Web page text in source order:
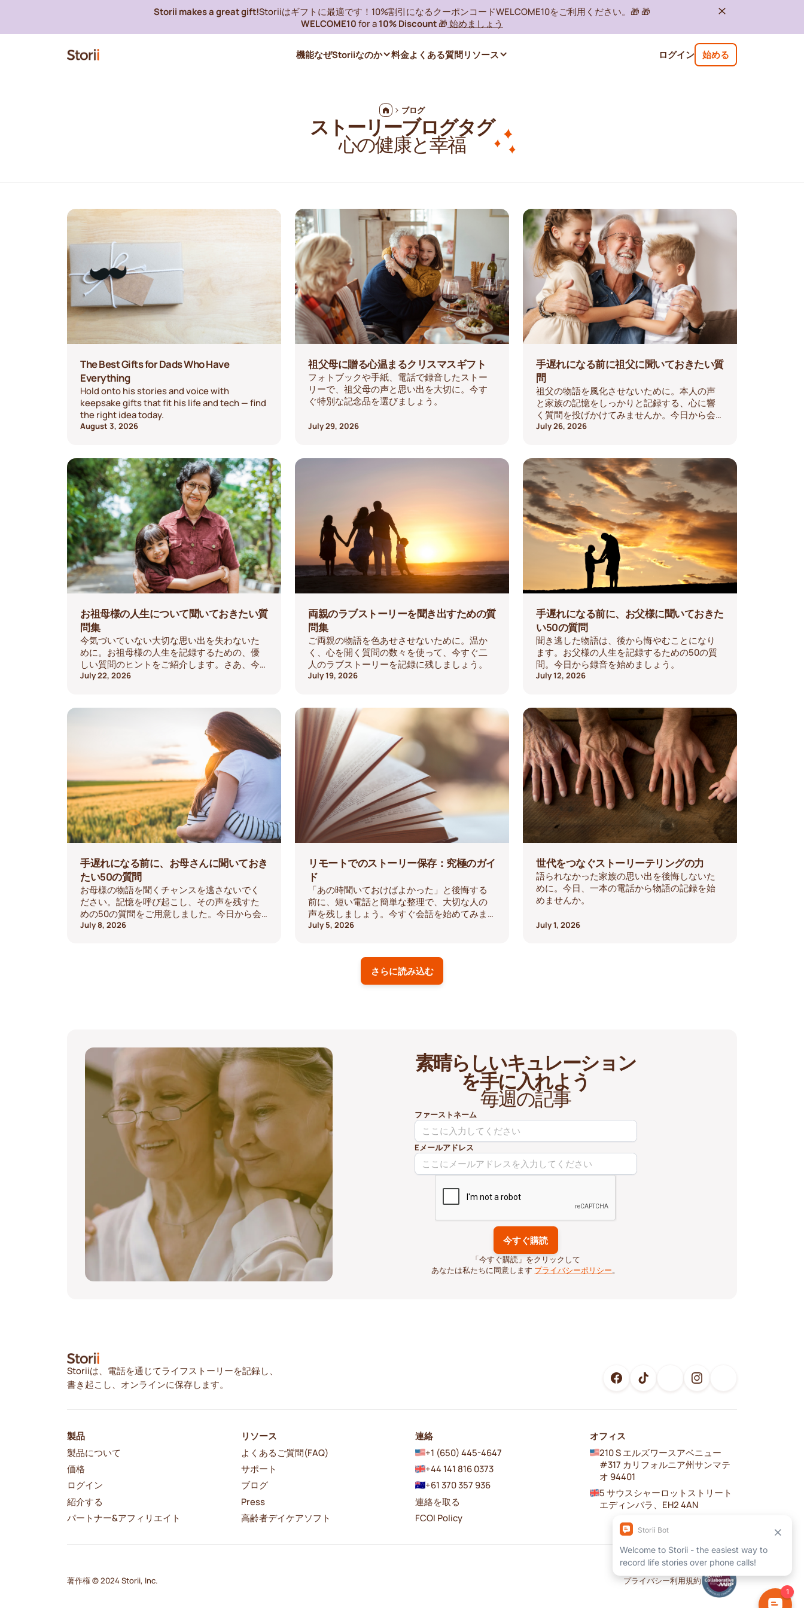
Storii makes a great gift!Storiiはギフトに最適です！10%割引になるクーポンコードWELCOME10をご利用ください。🎁 🎁
WELCOME10 for a10% Discount 🎁 始めましょう
ログイン 始める
機能なぜStoriiなのか 料金よくある質問リソース
ブログ
ストーリーブログタグ
心の健康と幸福
The Best Gifts for Dads Who Have
Everything
Hold onto his stories and voice with
keepsake gifts that fit his life and tech — find
the right idea today.
August 3, 2026
祖父母に贈る心温まるクリスマスギフト
フォトブックや手紙、電話で録音したストー
リーで、祖父母の声と思い出を大切に。今す
ぐ特別な記念品を選びましょう。
July 29, 2026
手遅れになる前に祖父に聞いておきたい質
問
祖父の物語を風化させないために。本人の声
と家族の記憶をしっかりと記録する、心に響
く質問を投げかけてみませんか。今日から会
話を始めましょう。
July 26, 2026
お祖母様の人生について聞いておきたい質
問集
今気づいていない大切な思い出を失わないた
めに。お祖母様の人生を記録するための、優
しい質問のヒントをご紹介します。さあ、今
日から会話を始めてみませんか。
July 22, 2026
両親のラブストーリーを聞き出すための質
問集
ご両親の物語を色あせさせないために。温か
く、心を開く質問の数々を使って、今すぐ二
人のラブストーリーを記録に残しましょう。
July 19, 2026
手遅れになる前に、お父様に聞いておきた
い50の質問
聞き逃した物語は、後から悔やむことになり
ます。お父様の人生を記録するための50の質
問。今日から録音を始めましょう。
July 12, 2026
手遅れになる前に、お母さんに聞いておき
たい50の質問
お母様の物語を聞くチャンスを逃さないでく
ださい。記憶を呼び起こし、その声を残すた
めの50の質問をご用意しました。今日から会
話を始めましょう。
July 8, 2026
リモートでのストーリー保存：究極のガイ
ド
「あの時聞いておけばよかった」と後悔する
前に、短い電話と簡単な整理で、大切な人の
声を残しましょう。今すぐ会話を始めてみま
せんか。
July 5, 2026
世代をつなぐストーリーテリングの力
語られなかった家族の思い出を後悔しないた
めに。今日、一本の電話から物語の記録を始
めませんか。
July 1, 2026
さらに読み込む
素晴らしいキュレーション
を手に入れよう
毎週の記事
ファーストネーム
Eメールアドレス
「今すぐ購読」をクリックして
あなたは私たちに同意します プライバシーポリシー。
Storiiは、電話を通じてライフストーリーを記録し、
書き起こし、オンラインに保存します。
製品
製品について
価格
ログイン
紹介する
パートナー&アフィリエイト
リソース
よくあるご質問(FAQ)
サポート
ブログ
Press
高齢者デイケアソフト
連絡
+1 (650) 445-4647
+44 141 816 0373
+61 370 357 936
連絡を取る
FCOI Policy
オフィス
210 S エルズワースアベニュー
#317 カリフォルニア州サンマテ
オ 94401
5 サウスシャーロットストリート
エディンバラ、EH2 4AN
著作権 © 2024 Storii, Inc. プライバシー利用規約